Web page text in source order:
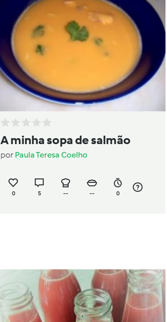
A minha sopa de salmão
por Paula Teresa Coelho
0 5 -- -- 0